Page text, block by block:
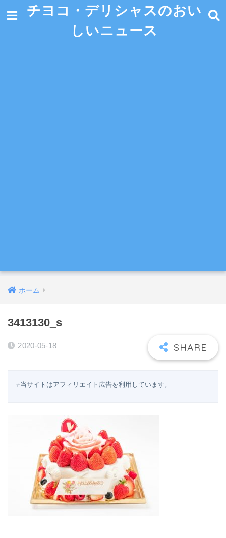
チヨコ・デリシャスのおい
しいニュース
ホーム
3413130_s
2020-05-18
☆当サイトはアフィリエイト広告を利用しています。